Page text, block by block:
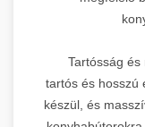
Tartósság és
tartós és hosszú
készül, és